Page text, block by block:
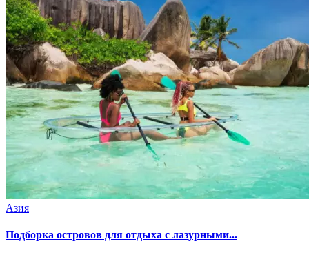
Азия
Подборка островов для отдыха с лазурными...